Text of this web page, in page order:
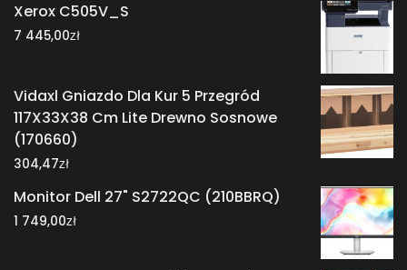
Xerox C505V_S
7 445,00zł
Vidaxl Gniazdo Dla Kur 5 Przegród
117X33X38 Cm Lite Drewno Sosnowe
(170660)
304,47zł
Monitor Dell 27" S2722QC (210BBRQ)
1 749,00zł